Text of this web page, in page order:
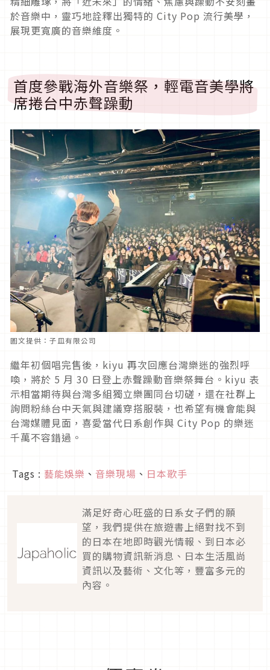
於音樂中，靈巧地詮釋出獨特的 City Pop 流行美學，
展現更寬廣的音樂維度。
首度參戰海外音樂祭，輕電音美學將
席捲台中赤聲躁動
圖文提供：子皿有限公司
繼年初個唱完售後，kiyu 再次回應台灣樂迷的強烈呼
喚，將於 5 月 30 日登上赤聲躁動音樂祭舞台。kiyu 表
示相當期待與台灣多組獨立樂團同台切磋，還在社群上
詢問粉絲台中天氣與建議穿搭服裝，也希望有機會能與
台灣媒體見面，喜愛當代日系創作與 City Pop 的樂迷
千萬不容錯過。
Tags : 藝能娛樂 、 音樂現場 、 日本歌手
滿足好奇心旺盛的日系女子們的願
望，我們提供在旅遊書上絕對找不到
的日本在地即時觀光情報、到日本必
買的購物資訊新消息、日本生活風尚
資訊以及藝術、文化等，豐富多元的
內容。